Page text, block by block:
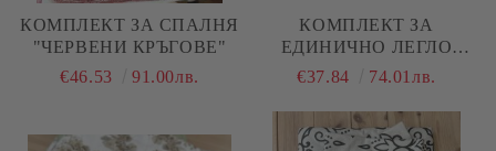
КОМПЛЕКТ ЗА СПАЛНЯ
"ЧЕРВЕНИ КРЪГОВЕ"
€46.53
91.00лв.
КОМПЛЕКТ ЗА
ЕДИНИЧНО ЛЕГЛО
"МЕНТА МЕЛАНЖ"
€37.84 74.01лв.